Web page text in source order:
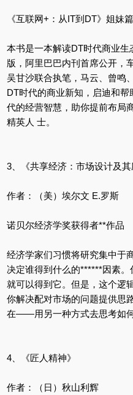
《互联网+：从IT到DT》姐妹篇
本书是一本解读DT时代商业
版，阿里巴巴内刊首席公开，
吴甘沙联合执笔，马云、曾鸣
DT时代的商业新知，启迪和
代的经营智慧，助你提前布局
精英人 士。
3、《共享经济：市场设计及其
作者：（美）埃尔文 E.罗斯
诺贝尔经济学奖获得者**作品
经济学家们习惯将研究集中于
决定谁得到什么的******因素
就可以得到它。但是，这个逻
你解决配对市场的问题提供思
在——用另一种方式去思考如何
4、《匠人精神》
作者：（日）秋山利辉